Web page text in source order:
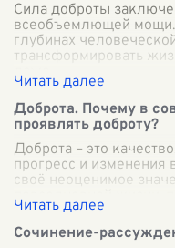
Сила доброты
всеобъемлющей мощи.
глубинах
трансформировать
даже
Доброта. Почему в
проявлять доброту?
Доброта – это
прогресс и изменения
своё неоценимое
повседневной жизни,
Сочинение-